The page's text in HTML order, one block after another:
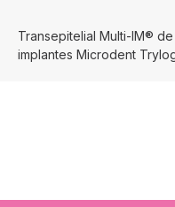
Transepitelial Multi-IM®
implantes Microdent